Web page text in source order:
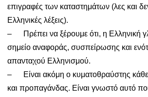
επιγραφές των καταστημάτων (λες και
Ελληνικές λέξεις).
– Πρέπει να ξέρουμε ότι, η Ελληνική
σημείο αναφοράς, συσπείρωσης και
απανταχού Ελληνισμού.
– Είναι ακόμη ο κυματοθραύστης κάθε
και προπαγάνδας. Είναι γνωστό αυτό